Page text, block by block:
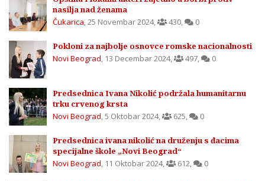
nasilja nad ženama
Čukarica,25 Novembar 2024, 430, 0
Pokloni za najbolje osnovce romske nacionalnosti
Novi Beograd, 13 Decembar 2024, 497, 0
Predsednica Ivana Nikolić podržala humanitarnu
trku crvenog krsta
Novi Beograd,5 Oktobar 2024, 625, 0
Predsednica ivana nikolić na druženju s đacima
specijalne škole „Novi Beograd“
Novi Beograd, 11 Oktobar 2024, 612, 0